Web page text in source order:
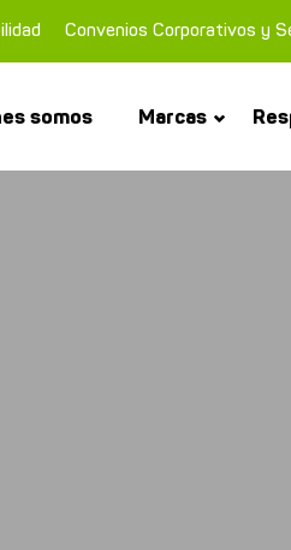
Convenios Corporativos y
somos Marcas